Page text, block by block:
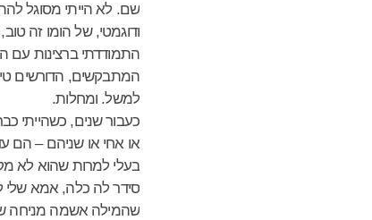
שם. לא הייתי מסוגל
ודוגמטי, של הומו זה
התמודדתי ברצינות עם
המתבקשים, הדורשים
למשל. ומחלות.
כעבור שנים, כשהייתי
או אחי או שניהם – הם
בעלי למרות שהוא לא
סידר לה כלה, אמא שלי
שהמילה אשמה מניחה